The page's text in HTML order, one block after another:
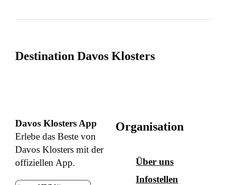
Destination Davos Klosters
Davos Klosters App
Erlebe das Beste von
Davos Klosters mit der
offiziellen App.
Organisation
Über uns
Infostellen